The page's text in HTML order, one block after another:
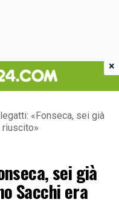
«Fonseca, sei già
riuscito»
sei già
Sacchi era
×